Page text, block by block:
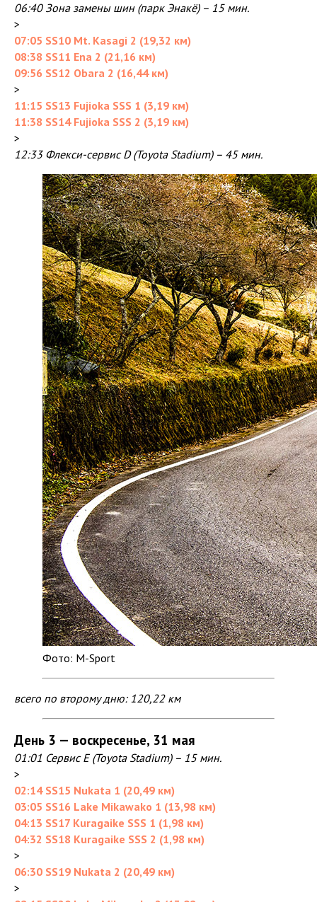
06:40 Зона замены шин (парк Энакё) – 15 мин.
>
07:05 SS10 Mt. Kasagi 2 (19,32 км)
08:38 SS11 Ena 2 (21,16 км)
09:56 SS12 Obara 2 (16,44 км)
>
11:15 SS13 Fujioka SSS 1 (3,19 км)
11:38 SS14 Fujioka SSS 2 (3,19 км)
>
12:33 Флекси-сервис D (Toyota Stadium) – 45 мин.
Фото: M-Sport
всего по второму дню: 120,22 км
День 3 — воскресенье, 31 мая
01:01 Сервис E (Toyota Stadium) – 15 мин.
>
02:14 SS15 Nukata 1 (20,49 км)
03:05 SS16 Lake Mikawako 1 (13,98 км)
04:13 SS17 Kuragaike SSS 1 (1,98 км)
04:32 SS18 Kuragaike SSS 2 (1,98 км)
>
06:30 SS19 Nukata 2 (20,49 км)
>